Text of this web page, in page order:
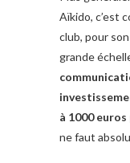
Aïkido, c’est
club, pour
grande
à 1000
ne faut